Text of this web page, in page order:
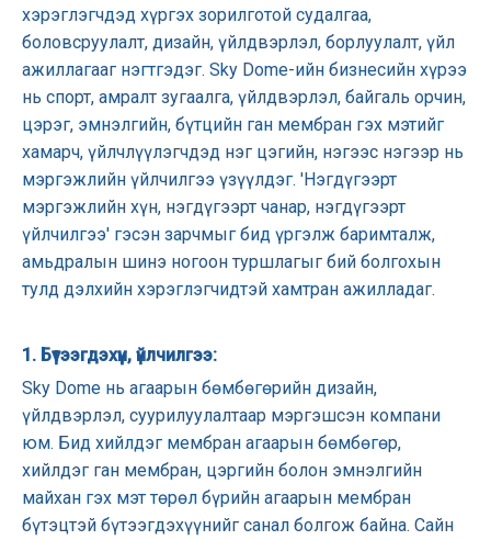
хэрэглэгчдэд хүргэх зорилготой судалгаа,
боловсруулалт, дизайн, үйлдвэрлэл, борлуулалт, үйл
ажиллагааг нэгтгэдэг. Sky Dome-ийн бизнесийн хүрээ
нь спорт, амралт зугаалга, үйлдвэрлэл, байгаль орчин,
цэрэг, эмнэлгийн, бүтцийн ган мембран гэх мэтийг
хамарч, үйлчлүүлэгчдэд нэг цэгийн, нэгээс нэгээр нь
мэргэжлийн үйлчилгээ үзүүлдэг. 'Нэгдүгээрт
мэргэжлийн хүн, нэгдүгээрт чанар, нэгдүгээрт
үйлчилгээ' гэсэн зарчмыг бид үргэлж баримталж,
амьдралын шинэ ногоон туршлагыг бий болгохын
тулд дэлхийн хэрэглэгчидтэй хамтран ажилладаг.
1. Бүтээгдэхүүн, үйлчилгээ:
Sky Dome нь агаарын бөмбөгөрийн дизайн,
үйлдвэрлэл, суурилуулалтаар мэргэшсэн компани
юм. Бид хийлдэг мембран агаарын бөмбөгөр,
хийлдэг ган мембран, цэргийн болон эмнэлгийн
майхан гэх мэт төрөл бүрийн агаарын мембран
бүтэцтэй бүтээгдэхүүнийг санал болгож байна. Сайн